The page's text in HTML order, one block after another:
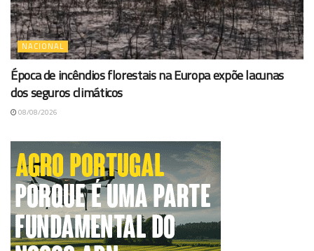
NACIONAL
Época de incêndios florestais na Europa expõe lacunas
dos seguros climáticos
08/08/2026